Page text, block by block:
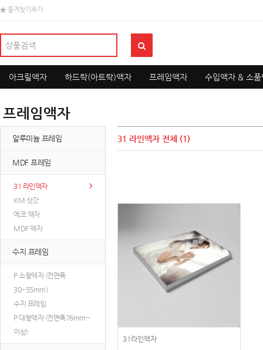
즐겨찾기추가
아크릴액자 하드락(아트락)액자 프레임액자 수입액자 & 소품
프레임액자
알루미늄 프레임
MDF 프레임
31 라인액자
KM 삿갓
에코 액자
MDF 액자
수지 프레임
P 소형액자 (전면폭
30~55mm)
수지 프레임
P 대형액자 (전면폭76mm~
이상)
31 라인액자 전체 (1)
31라인액자